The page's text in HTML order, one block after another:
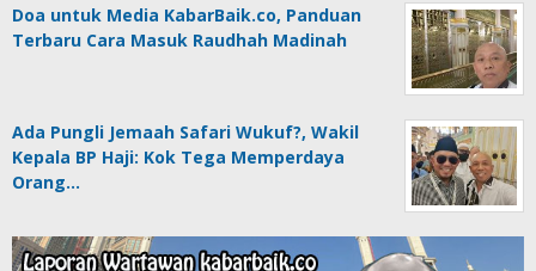
Doa untuk Media KabarBaik.co, Panduan
Terbaru Cara Masuk Raudhah Madinah
Ada Pungli Jemaah Safari Wukuf?, Wakil
Kepala BP Haji: Kok Tega Memperdaya
Orang…